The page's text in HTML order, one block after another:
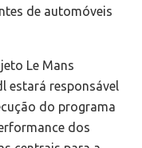
de automóveis
Le Mans
estará responsável
do programa
dos